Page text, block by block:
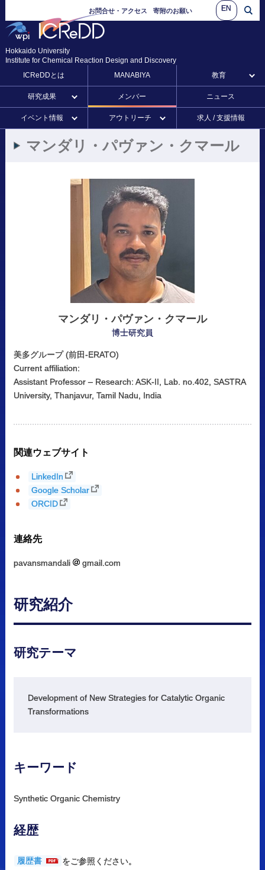
お問合せ・アクセス 寄附のお願い EN
Hokkaido University
Institute for Chemical Reaction Design and Discovery
ICReDDとは
MANABIYA 教育
研究成果 メンバー ニュース
イベント情報 アウトリーチ 求人 / 支援情報
マンダリ ・パヴァン ・ クマール
マンダリ ・パヴァン ・ クマール
博士研究員
美多グループ (前田-ERATO)
Current affiliation:
Assistant Professor – Research: ASK-II, Lab. no.402, SASTRA
University, Thanjavur, Tamil Nadu, India
関連ウェブサイト
LinkedIn
Google Scholar
ORCID
連絡先
pavansmandali gmail.com
研究紹介
研究テーマ
Development of New Strategies for Catalytic Organic
Transformations
キーワード
Synthetic Organic Chemistry
経歴
履歴書 をご参照ください。